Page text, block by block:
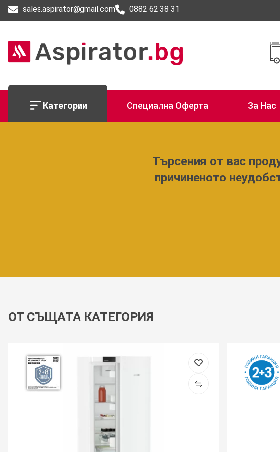
sales.aspirator@gmail.com 0882 62 38 31
Категории Специална Оферта За Нас
Търсения от вас
причиненото
ОТ СЪЩАТА КАТЕГОРИЯ